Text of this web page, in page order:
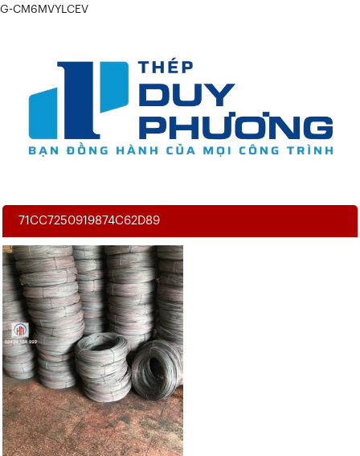
G-CM6MVYLCEV
71CC7250919874C62D89